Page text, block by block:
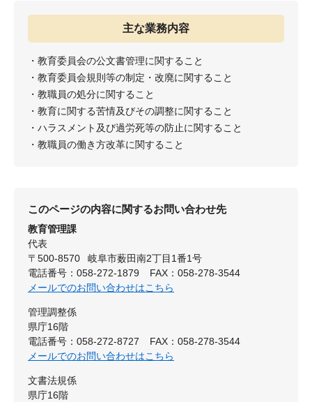
主な業務内容
・教育委員会の公文書管理に関すること
・教育委員会規則等の制定・改廃に関すること
・教職員の処分に関すること
・教育に関する苦情及びその調整に関すること
・ハラスメント及び過労死等の防止に関すること
・教職員の働き方改革に関すること
このページの内容に関するお問い合わせ先
教育管理課
代表
〒500-8570
岐阜市薮田南2丁目1番1号
電話番号：058-272-1879
FAX：058-278-3544
メールでのお問い合わせはこちら
管理調整係
県庁16階
電話番号：058-272-8727
FAX：058-278-3544
メールでのお問い合わせはこちら
文書法規係
県庁16階